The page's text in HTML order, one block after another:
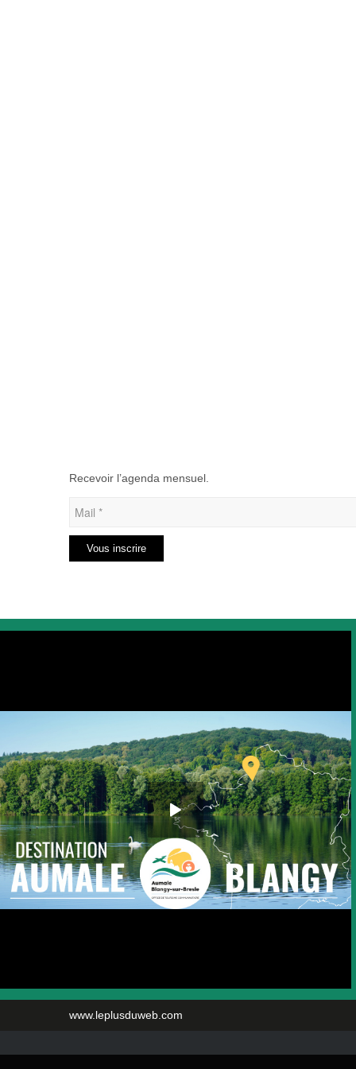
Recevoir l’agenda mensuel.
www.leplusduweb.com